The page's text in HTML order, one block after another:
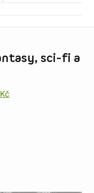
sci-fi a